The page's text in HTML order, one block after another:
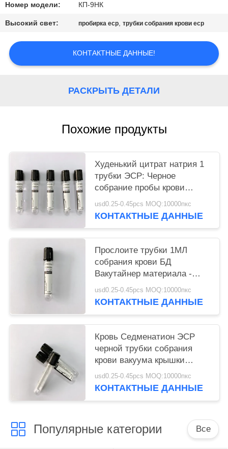
Номер модели: КП-9НК
Высокий свет: пробирка еср,трубки собрания крови еср
КОНТАКТНЫЕ ДАННЫЕ!
РАСКРЫТЬ ДЕТАЛИ
Похожие продукты
Худенький цитрат натрия 1
трубки ЭСР: Черное
собрание пробы крови
крышки 4
usd0.25-0.45pcs MOQ:10000пкс
КОНТАКТНЫЕ ДАННЫЕ
Прослоите трубки 1МЛ
собрания крови БД
Вакутайнер материала -
6МЛ
usd0.25-0.45pcs MOQ:10000пкс
КОНТАКТНЫЕ ДАННЫЕ
Кровь Седменатион ЭСР
черной трубки собрания
крови вакуума крышки
динамическая
usd0.25-0.45pcs MOQ:10000пкс
КОНТАКТНЫЕ ДАННЫЕ
Популярные категории Все